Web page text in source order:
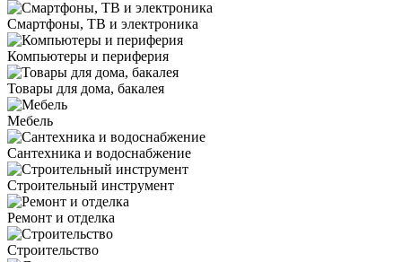
Смартфоны, ТВ и электроника
Компьютеры и периферия
Товары для дома, бакалея
Мебель
Сантехника и водоснабжение
Строительный инструмент
Ремонт и отделка
Строительство